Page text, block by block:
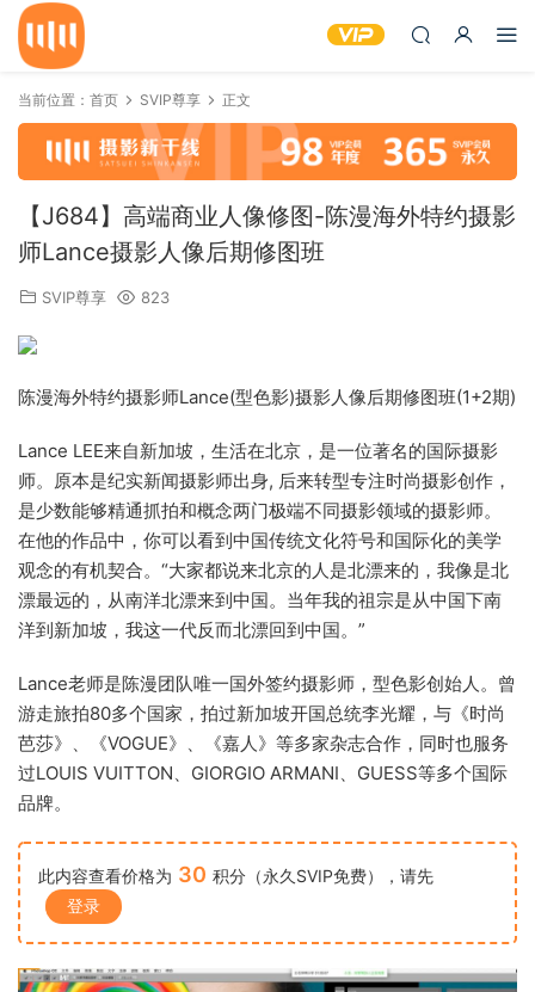
当前位置： 首页 SVIP尊享 正文
【J684】高端商业人像修图-陈漫海外特约摄影
师Lance摄影人像后期修图班
SVIP尊享 823
陈漫海外特约摄影师Lance(型色影)摄影人像后期修图班(1+2期)
Lance LEE来自新加坡，生活在北京，是一位著名的国际摄影
师。原本是纪实新闻摄影师出身, 后来转型专注时尚摄影创作，
是少数能够精通抓拍和概念两门极端不同摄影领域的摄影师。
在他的作品中，你可以看到中国传统文化符号和国际化的美学
观念的有机契合。“大家都说来北京的人是北漂来的，我像是北
漂最远的，从南洋北漂来到中国。当年我的祖宗是从中国下南
洋到新加坡，我这一代反而北漂回到中国。”
Lance老师是陈漫团队唯一国外签约摄影师，型色影创始人。曾
游走旅拍80多个国家，拍过新加坡开国总统李光耀，与《时尚
芭莎》、《VOGUE》、《嘉人》等多家杂志合作，同时也服务
过LOUIS VUITTON、GIORGIO ARMANI、GUESS等多个国际
品牌。
此内容查看价格为 30 积分（永久SVIP免费），请先
登录